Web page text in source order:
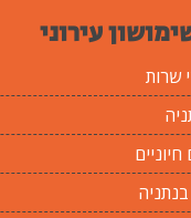
עירוני
שרות